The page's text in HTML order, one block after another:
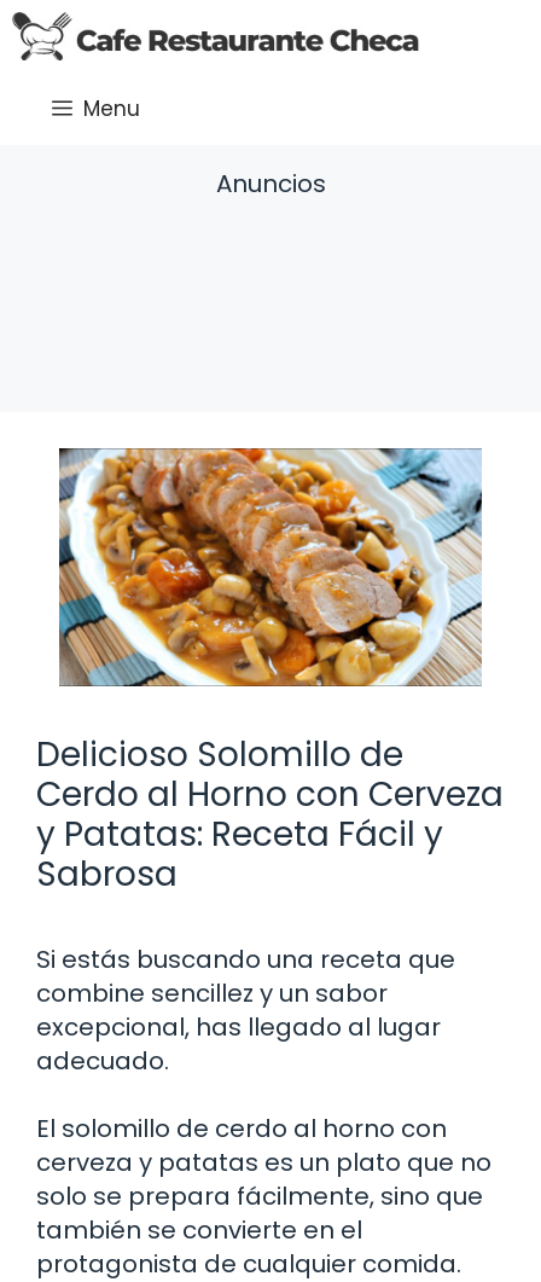
Saltar
al
Menu
Anuncios
Delicioso Solomillo de
Cerdo al Horno con Cerveza
y Patatas: Receta Fácil y
Sabrosa
Si estás buscando una receta que
combine sencillez y un sabor
excepcional, has llegado al lugar
adecuado.
El solomillo de cerdo al horno con
cerveza y patatas es un plato que no
solo se prepara fácilmente, sino que
también se convierte en el
protagonista de cualquier comida.